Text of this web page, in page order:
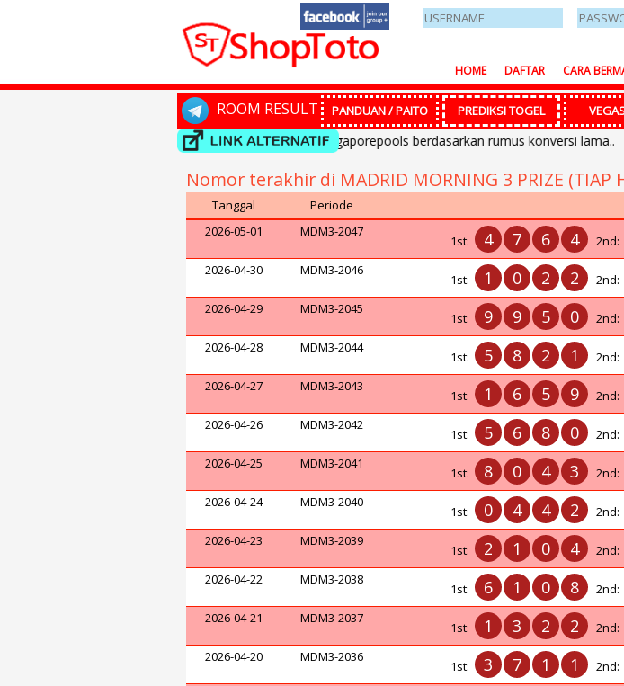
HOME DAFTAR CARA
ROOM RESULT PANDUAN / PAITO PREDIKSI TOGEL
Selamat datang di ShopToto...Result singaporepools berdasarkan rumus konversi lama..
Nomor terakhir di MADRID MORNING 3 PRIZE (TIAP
Tanggal Periode
2026-05-01
MDM3-2047
1st: 4 7 6 4 2nd:
2026-04-30 MDM3-2046
1st: 1 0 2 2 2nd:
2026-04-29 MDM3-2045
1st: 9 9 5 0 2nd:
2026-04-28 MDM3-2044
1st: 5 8 2 1 2nd:
2026-04-27 MDM3-2043
1st: 1 6 5 9 2nd:
2026-04-26 MDM3-2042
1st: 5 6 8 0 2nd:
2026-04-25 MDM3-2041
1st: 8 0 4 3 2nd:
2026-04-24 MDM3-2040
1st: 0 4 4 2 2nd:
2026-04-23 MDM3-2039
1st: 2 1 0 4 2nd:
2026-04-22 MDM3-2038
1st: 6 1 0 8 2nd:
2026-04-21 MDM3-2037
1st: 1 3 2 2 2nd:
2026-04-20 MDM3-2036
1st: 3 7 1 1 2nd: